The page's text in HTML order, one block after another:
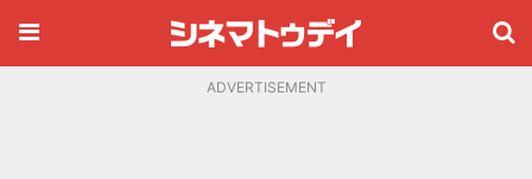
ADVERTISEMENT